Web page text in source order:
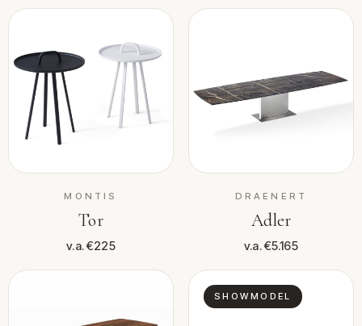
MONTIS
Tor
v.a. €225
DRAENERT
Adler
v.a. €5.165
SHOWMODEL